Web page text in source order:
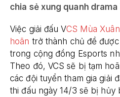
chia sẻ xung quanh drama
Việc giải đấu VCS Mùa
hoãn trở thành chủ đề
trong cộng đồng Esports
Theo đó, VCS sẽ bị tạm
các đội tuyển tham gia giải
thi đấu ngày 14/3 sẽ bị hủy